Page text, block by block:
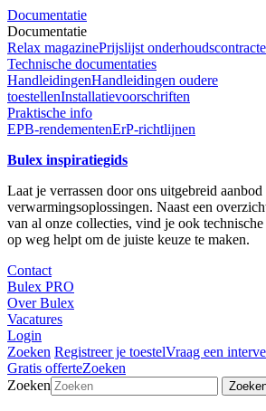
Documentatie
Documentatie
Relax magazinePrijslijst
Technische documentaties
HandleidingenHandleidingen oudere
toestellenInstallatievoorschriften
Praktische info
EPB-rendementenErP-richtlijnen
Bulex inspiratiegids
Laat je verrassen door ons uitgebreid
verwarmingsoplossingen. Naast een
van al onze collecties, vind je ook
op weg helpt om de juiste keuze te maken.
Contact
Bulex PRO
Over Bulex
Vacatures
Login
Zoeken Registreer je toestelVraag een
Gratis offerteZoeken
Zoeken